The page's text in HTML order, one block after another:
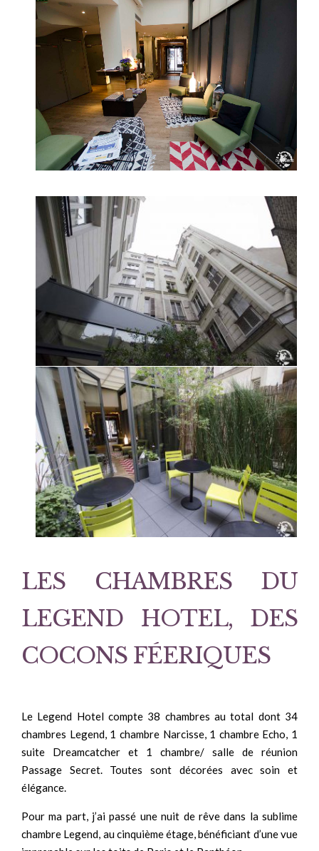
LES CHAMBRES DU
LEGEND HOTEL, DES
COCONS FÉERIQUES
Le Legend Hotel compte 38 chambres au total dont 34
chambres Legend, 1 chambre Narcisse, 1 chambre Echo, 1
suite Dreamcatcher et 1 chambre/ salle de réunion
Passage Secret. Toutes sont décorées avec soin et
élégance.
Pour ma part, j’ai passé une nuit de rêve dans la sublime
chambre Legend, au cinquième étage, bénéficiant d’une vue